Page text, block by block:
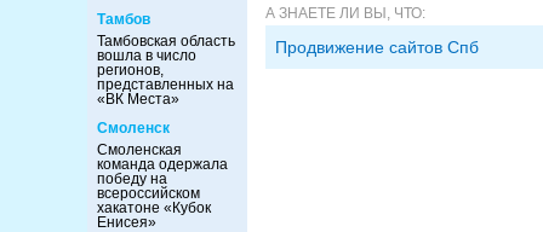
Тамбов
Тамбовская область
вошла в число
регионов,
представленных на
«ВК Места»
Смоленск
Смоленская
команда одержала
победу на
всероссийском
хакатоне «Кубок
Енисея»
А ЗНАЕТЕ ЛИ ВЫ, ЧТО:
Продвижение сайтов Спб